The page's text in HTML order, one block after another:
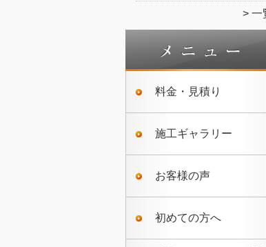
一
料金・見積り
施工ギャラリー
お客様の声
初めての方へ